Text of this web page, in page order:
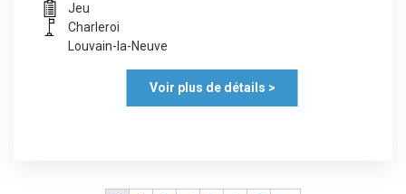
Jeu
Charleroi
Louvain-la-Neuve
Voir plus de détails >